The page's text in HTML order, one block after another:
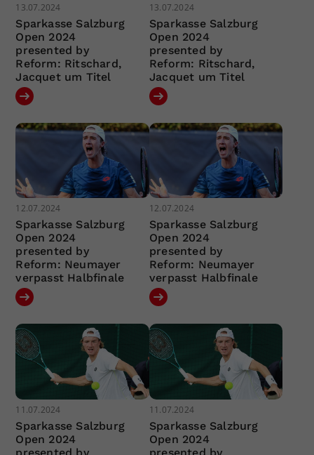
13.07.2024
Sparkasse Salzburg
Open 2024
presented by
Reform: Ritschard,
Jacquet um Titel
13.07.2024
Sparkasse Salzburg
Open 2024
presented by
Reform: Ritschard,
Jacquet um Titel
12.07.2024
Sparkasse Salzburg
Open 2024
presented by
Reform: Neumayer
verpasst Halbfinale
12.07.2024
Sparkasse Salzburg
Open 2024
presented by
Reform: Neumayer
verpasst Halbfinale
11.07.2024
Sparkasse Salzburg
Open 2024
presented by
11.07.2024
Sparkasse Salzburg
Open 2024
presented by